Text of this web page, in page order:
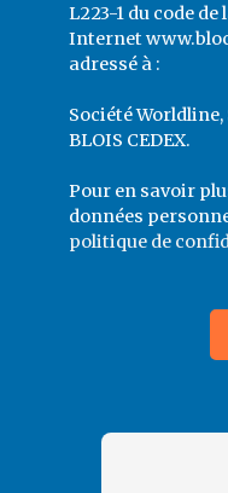
L223-1 du code
Internet
adressé à :
Société Worldline,
BLOIS CEDEX.
Pour en savoir
données
politique de